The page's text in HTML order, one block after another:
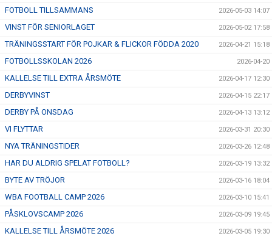
FOTBOLL TILLSAMMANS 2026-05-03 14:07
VINST FÖR SENIORLAGET 2026-05-02 17:58
TRÄNINGSSTART FÖR POJKAR & FLICKOR FÖDDA 2020 2026-04-21 15:18
FOTBOLLSSKOLAN 2026 2026-04-20
KALLELSE TILL EXTRA ÅRSMÖTE 2026-04-17 12:30
DERBYVINST 2026-04-15 22:17
DERBY PÅ ONSDAG 2026-04-13 13:12
VI FLYTTAR 2026-03-31 20:30
NYA TRÄNINGSTIDER 2026-03-26 12:48
HAR DU ALDRIG SPELAT FOTBOLL? 2026-03-19 13:32
BYTE AV TRÖJOR 2026-03-16 18:04
WBA FOOTBALL CAMP 2026 2026-03-10 15:41
PÅSKLOVSCAMP 2026 2026-03-09 19:45
KALLELSE TILL ÅRSMÖTE 2026 2026-03-05 19:30